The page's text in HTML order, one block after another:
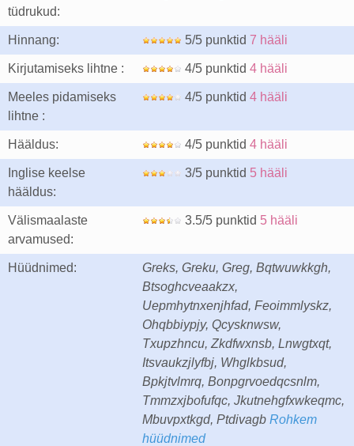
tüdrukud:
Hinnang: 5/5 punktid 7 hääli
Kirjutamiseks lihtne : 4/5 punktid 4 hääli
Meeles pidamiseks
lihtne :
4/5 punktid 4 hääli
Hääldus: 4/5 punktid 4 hääli
Inglise keelse
hääldus:
3/5 punktid 5 hääli
Välismaalaste
arvamused:
3.5/5 punktid 5 hääli
Hüüdnimed:
Greks, Greku, Greg, Bqtwuwkkgh,
Btsoghcveaakzx,
Uepmhytnxenjhfad, Feoimmlyskz,
Ohqbbiypjy, Qcysknwsw,
Txupzhncu, Zkdfwxnsb, Lnwgtxqt,
Itsvaukzjlyfbj, Whglkbsud,
Bpkjtvlmrq, Bonpgrvoedqcsnlm,
Tmmzxjbofufqc, Jkutnehgfxwkeqmc,
Mbuvpxtkgd, Ptdivagb Rohkem
hüüdnimed